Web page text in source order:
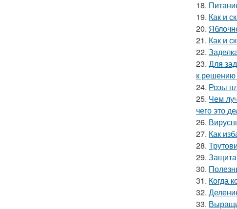
18.
19. Как и
20.
21. Как и
22.
23. Для
к
24. Розы
25. Чем
чего это
26.
27. Как
28.
29.
30.
31. Когда
32.
33.